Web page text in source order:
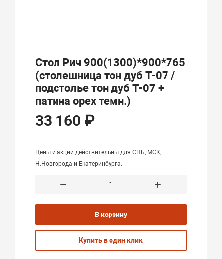
Стол Рич 900(1300)*900*765
(столешница тон дуб Т-07 /
подстолье тон дуб Т-07 +
патина орех темн.)
33 160 ₽
Цены и акции действительны для СПБ, МСК,
Н.Новгорода и Екатеринбурга.
В корзину
Купить в один клик